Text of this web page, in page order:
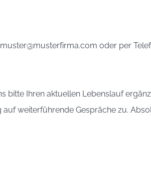
oder per
bitte Ihren aktuellen Lebenslauf
weiterführende Gespräche zu.